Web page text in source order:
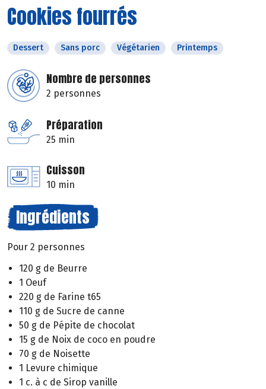
Cookies fourrés
Dessert Sans porc Végétarien Printemps
Nombre de personnes
2 personnes
Préparation
25 min
Cuisson
10 min
Ingrédients
Pour 2 personnes
120 g de Beurre
1 Oeuf
220 g de Farine t65
110 g de Sucre de canne
50 g de Pépite de chocolat
15 g de Noix de coco en poudre
70 g de Noisette
1 Levure chimique
1 c. à c de Sirop vanille